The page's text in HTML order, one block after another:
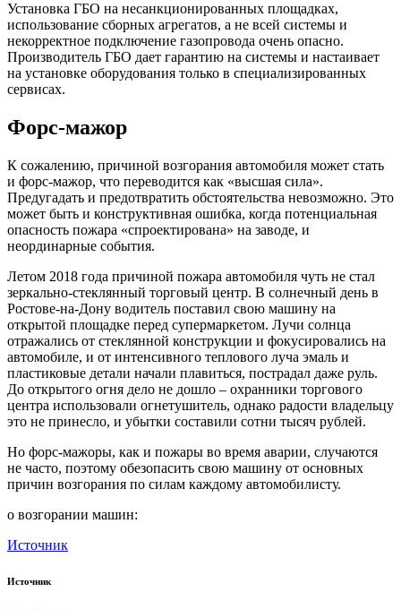
Установка ГБО на несанкционированных площадках,
использование сборных агрегатов, а не всей системы и
некорректное подключение газопровода очень опасно.
Производитель ГБО дает гарантию на системы и настаивает
на установке оборудования только в специализированных
сервисах.
Форс-мажор
К сожалению, причиной возгорания автомобиля может стать
и форс-мажор, что переводится как «высшая сила».
Предугадать и предотвратить обстоятельства невозможно. Это
может быть и конструктивная ошибка, когда потенциальная
опасность пожара «спроектирована» на заводе, и
неординарные события.
Летом 2018 года причиной пожара автомобиля чуть не стал
зеркально-стеклянный торговый центр. В солнечный день в
Ростове-на-Дону водитель поставил свою машину на
открытой площадке перед супермаркетом. Лучи солнца
отражались от стеклянной конструкции и фокусировались на
автомобиле, и от интенсивного теплового луча эмаль и
пластиковые детали начали плавиться, пострадал даже руль.
До открытого огня дело не дошло – охранники торгового
центра использовали огнетушитель, однако радости владельцу
это не принесло, и убытки составили сотни тысяч рублей.
Но форс-мажоры, как и пожары во время аварии, случаются
не часто, поэтому обезопасить свою машину от основных
причин возгорания по силам каждому автомобилисту.
о возгорании машин:
Источник
Источник